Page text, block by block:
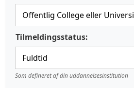
Tilmeldingsstatus:
Som defineret af din uddannelsesinstitution